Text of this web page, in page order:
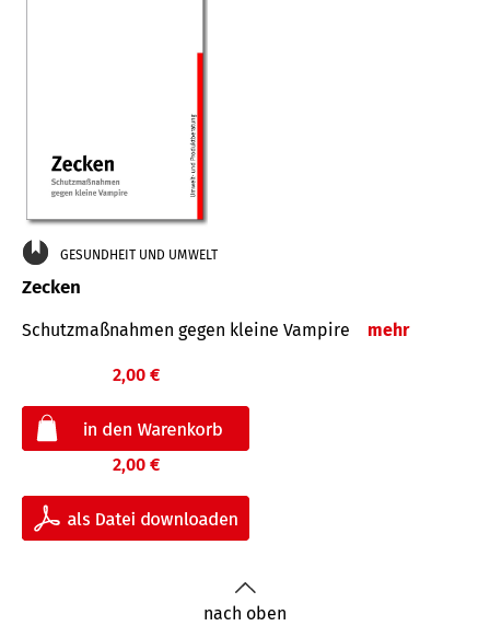
GESUNDHEIT UND UMWELT
Zecken
Schutz­maß­nahmen gegen kleine Vampire mehr
2,00 €
2,00 €
nach oben